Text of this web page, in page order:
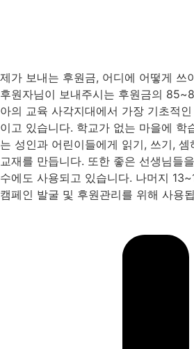
제가 보내는 후원금, 어디에 어떻게 쓰
후원자님이 보내주시는 후원금의
아의 교육 사각지대에서 가장 기초적
이고 있습니다. 학교가 없는 마을에 학
는 성인과 어린이들에게 읽기, 쓰기,
교재를 만듭니다. 또한 좋은 선생님들
수에도 사용되고 있습니다. 나머지
캠페인 발굴 및 후원관리를 위해 사용